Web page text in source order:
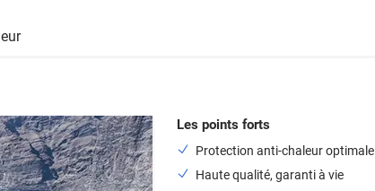
Les points forts
Protection anti-chaleur optimale
Haute qualité, garanti à vie